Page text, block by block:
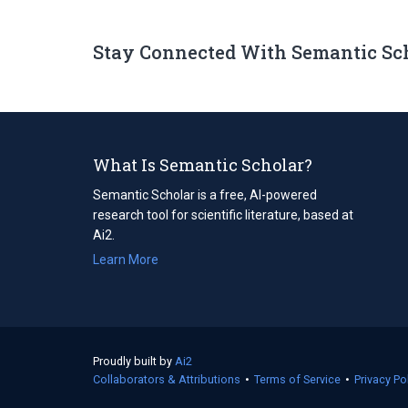
Stay Connected With Semantic
What Is Semantic Scholar?
Semantic Scholar is a free, AI-powered
research tool for scientific literature, based at
Ai2.
Learn More
Proudly built by Ai2
in
Collaborators & Attributions • Terms of Service (opens
• Privacy